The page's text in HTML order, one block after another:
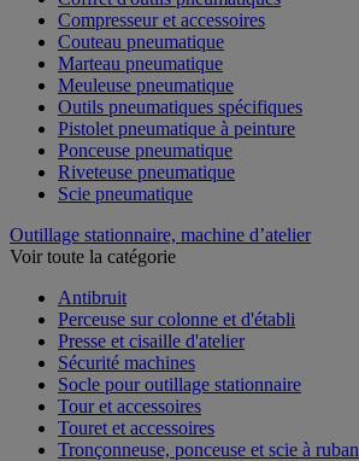
Compresseur et accessoires
Couteau pneumatique
Marteau pneumatique
Meuleuse pneumatique
Outils pneumatiques spécifiques
Pistolet pneumatique à peinture
Ponceuse pneumatique
Riveteuse pneumatique
Scie pneumatique
Outillage stationnaire, machine d’atelier
Voir toute la catégorie
Antibruit
Perceuse sur colonne et d'établi
Presse et cisaille d'atelier
Sécurité machines
Socle pour outillage stationnaire
Tour et accessoires
Touret et accessoires
Tronçonneuse, ponceuse et scie à ruban